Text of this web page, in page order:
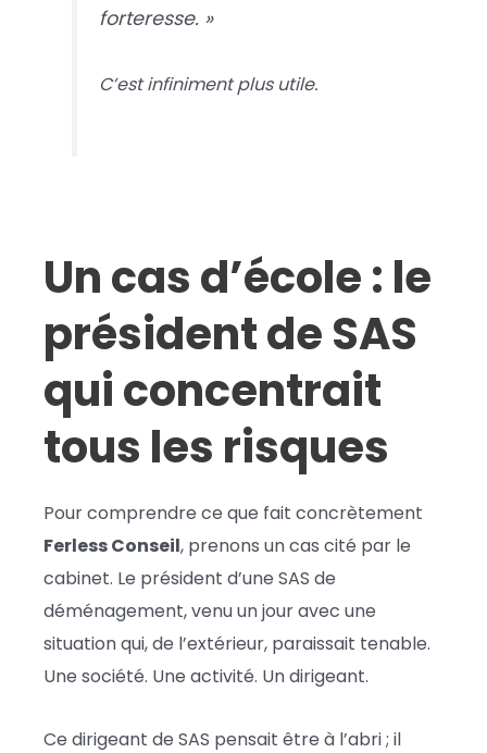
forteresse. »
C’est infiniment plus utile.
Un cas d’école : le
président de SAS
qui concentrait
tous les risques
Pour comprendre ce que fait concrètement
Ferless Conseil, prenons un cas cité par le
cabinet. Le président d’une SAS de
déménagement, venu un jour avec une
situation qui, de l’extérieur, paraissait tenable.
Une société. Une activité. Un dirigeant.
Ce dirigeant de SAS pensait être à l’abri ; il